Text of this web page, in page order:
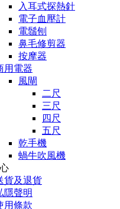
入耳式探熱針
電子血壓計
電鬚刨
鼻毛修剪器
按摩器
用電器
風閘
二尺
三尺
四尺
五尺
乾手機
蝸牛吹風機
貨及退貨
隱聲明
用條款